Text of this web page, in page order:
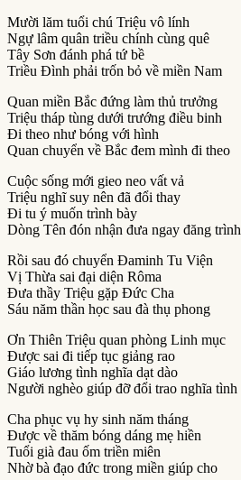
Mười lăm tuổi chú Triệu vô lính
Ngự lâm quân triều chính cùng quê
Tây Sơn đánh phá tứ bề
Triều Ðình phải trốn bỏ về miền Nam
Quan miền Bắc đứng làm thủ trưởng
Triệu tháp tùng dưới trướng điều binh
Ði theo như bóng với hình
Quan chuyển về Bắc đem mình đi theo
Cuộc sống mới gieo neo vất vả
Triệu nghĩ suy nên đã đổi thay
Ði tu ý muốn trình bày
Dòng Tên đón nhận đưa ngay đăng trình
Rồi sau đó chuyển Ðaminh Tu Viện
Vị Thừa sai đại diện Rôma
Ðưa thầy Triệu gặp Ðức Cha
Sáu năm thần học sau đà thụ phong
Ơn Thiên Triệu quan phòng Linh mục
Ðược sai đi tiếp tục giảng rao
Giáo lương tình nghĩa dạt dào
Người nghèo giúp đỡ đổi trao nghĩa tình
Cha phục vụ hy sinh năm tháng
Ðược về thăm bóng dáng mẹ hiền
Tuổi già đau ốm triền miên
Nhờ bà đạo đức trong miền giúp cho